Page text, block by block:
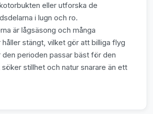
eller utforska de
i lugn och ro.
är lågsäsong och många
stängt, vilket gör att billiga flyg
den perioden passar bäst för den
stillhet och natur snarare än ett